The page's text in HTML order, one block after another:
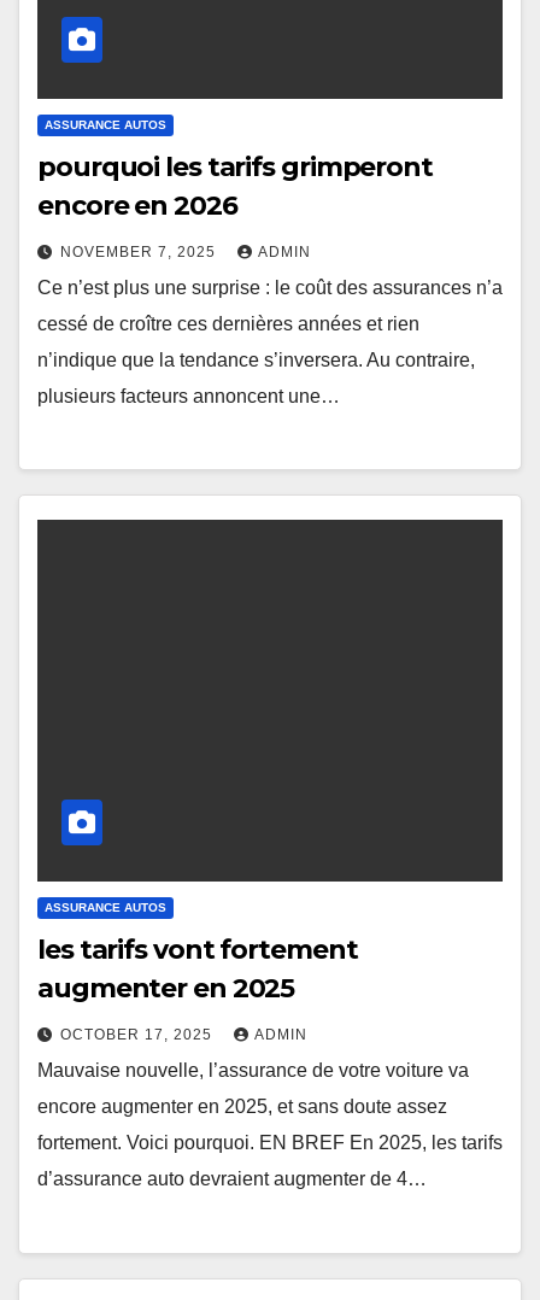
ASSURANCE AUTOS
pourquoi les tarifs grimperont
encore en 2026
NOVEMBER 7, 2025 ADMIN
Ce n’est plus une surprise : le coût des assurances n’a
cessé de croître ces dernières années et rien
n’indique que la tendance s’inversera. Au contraire,
plusieurs facteurs annoncent une…
ASSURANCE AUTOS
les tarifs vont fortement
augmenter en 2025
OCTOBER 17, 2025 ADMIN
Mauvaise nouvelle, l’assurance de votre voiture va
encore augmenter en 2025, et sans doute assez
fortement. Voici pourquoi. EN BREF En 2025, les tarifs
d’assurance auto devraient augmenter de 4…